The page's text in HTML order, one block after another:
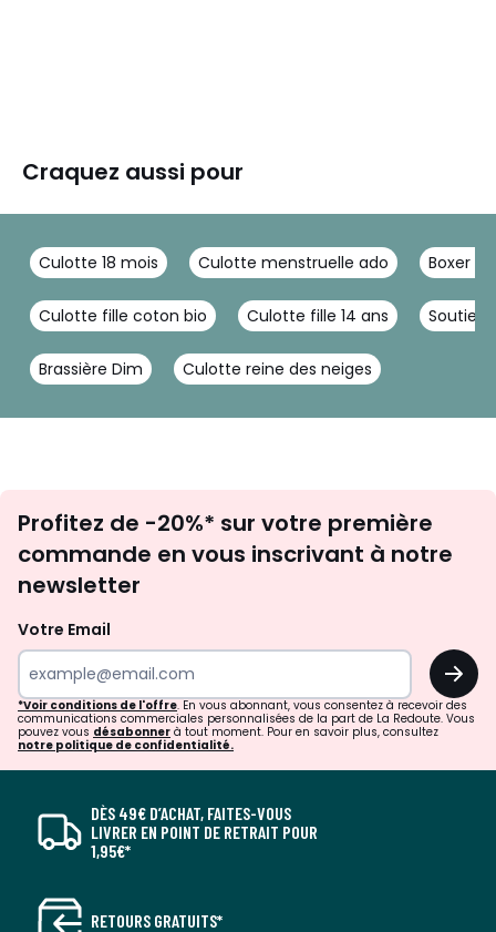
Craquez aussi pour
Culotte 18 mois Culotte menstruelle ado Boxer
Culotte fille coton bio Culotte fille 14 ans Soutien
Brassière Dim Culotte reine des neiges
newsletter
Profitez de -20%* sur votre première
commande en vous inscrivant à notre
newsletter
Votre Email
OK
*Voir conditions de l'offre. En vous abonnant, vous consentez à recevoir des
communications commerciales personnalisées de la part de La Redoute. Vous
pouvez vous désabonner à tout moment. Pour en savoir plus, consultez
notre politique de confidentialité.
DÈS 49€ D’ACHAT, FAITES-VOUS
LIVRER EN POINT DE RETRAIT POUR
1,95€*
RETOURS GRATUITS*